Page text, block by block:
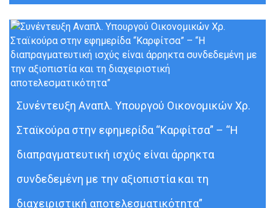
Συνέντευξη Αναπλ. Υπουργού Οικονομικών Χρ.
Σταϊκούρα στην εφημερίδα “Καρφίτσα” – “H
διαπραγματευτική ισχύς είναι άρρηκτα
συνδεδεμένη με την αξιοπιστία και τη
διαχειριστική αποτελεσματικότητα”